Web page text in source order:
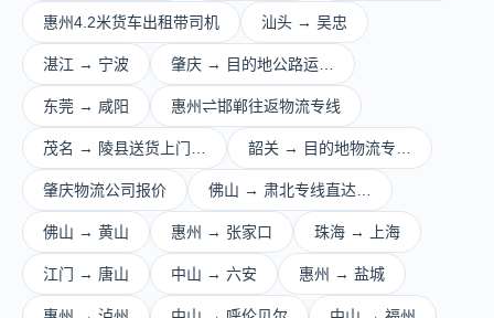
惠州4.2米货车出租带司机 汕头 → 吴忠
湛江 → 宁波 肇庆 → 目的地公路运…
东莞 → 咸阳 惠州⇌邯郸往返物流专线
茂名 → 陵县送货上门… 韶关 → 目的地物流专…
肇庆物流公司报价 佛山 → 肃北专线直达…
佛山 → 黄山 惠州 → 张家口 珠海 → 上海
江门 → 唐山 中山 → 六安 惠州 → 盐城